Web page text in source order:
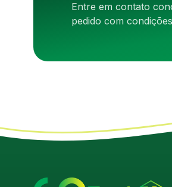
Entre em contato
pedido com